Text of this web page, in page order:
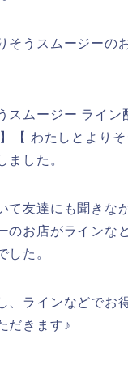
そうスムージーの
スムージー ライン
【 わたしとより
ました。
て友達にも聞きな
のお店がラインな
した。
、ラインなどでお
だきます♪